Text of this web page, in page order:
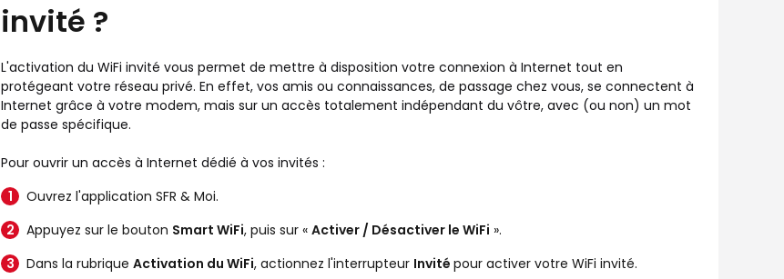
invité ?
L'activation du WiFi invité vous permet de mettre à disposition votre connexion à Internet tout en
protégeant votre réseau privé. En effet, vos amis ou connaissances, de passage chez vous, se connectent à
Internet grâce à votre modem, mais sur un accès totalement indépendant du vôtre, avec (ou non) un mot
de passe spécifique.
Pour ouvrir un accès à Internet dédié à vos invités :
Ouvrez l'application SFR & Moi.
Appuyez sur le bouton Smart WiFi, puis sur « Activer / Désactiver le WiFi ».
Dans la rubrique Activation du WiFi, actionnez l'interrupteur Invité pour activer votre WiFi invité.